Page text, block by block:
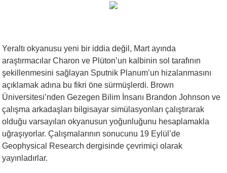
Yeraltı okyanusu yeni bir iddia değil, Mart ayında
araştırmacılar Charon ve Plüton’un kalbinin sol tarafının
şekillenmesini sağlayan Sputnik Planum’un hizalanmasını
açıklamak adına bu fikri öne sürmüşlerdi. Brown
Üniversitesi’nden Gezegen Bilim İnsanı Brandon Johnson ve
çalışma arkadaşları bilgisayar simülasyonları çalıştırarak
olduğu varsayılan okyanusun yoğunluğunu hesaplamakla
uğraşıyorlar. Çalışmalarının sonucunu 19 Eylül’de
Geophysical Research dergisinde çevrimiçi olarak
yayınladırlar.